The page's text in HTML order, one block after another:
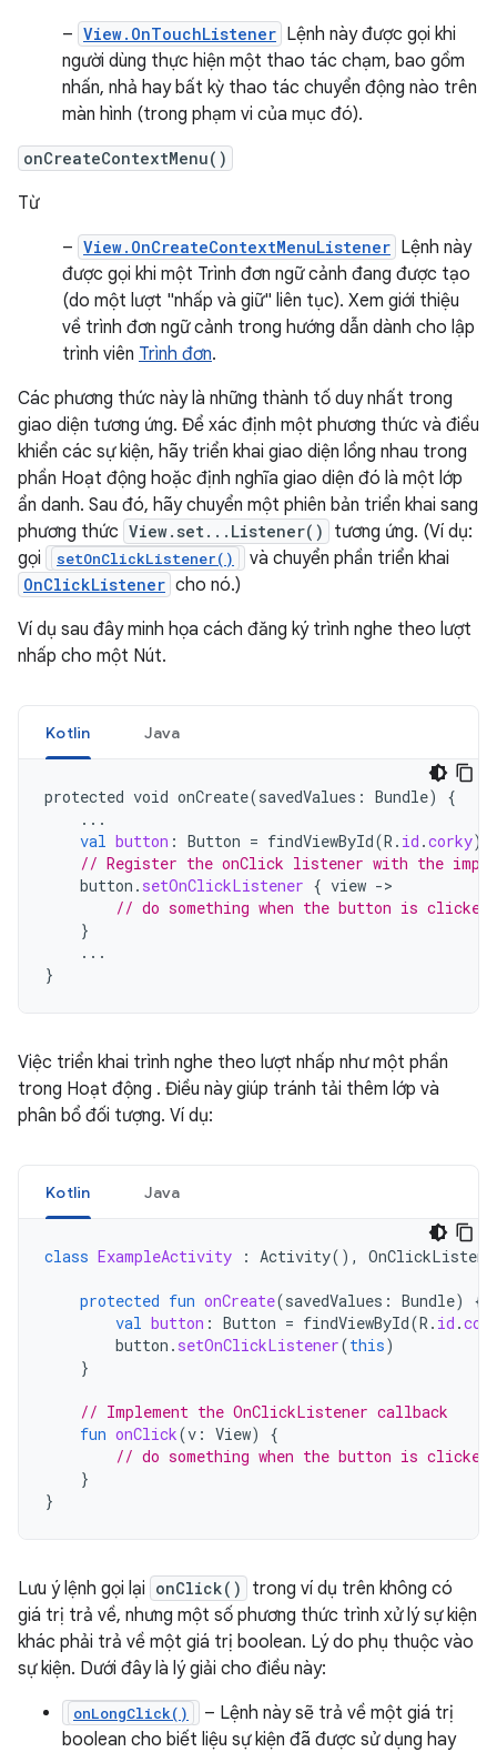
– View.OnTouchListener Lệnh này được gọi khi
người dùng thực hiện một thao tác chạm, bao gồm
nhấn, nhả hay bất kỳ thao tác chuyển động nào trên
màn hình (trong phạm vi của mục đó).
onCreateContextMenu()
Từ
– View.OnCreateContextMenuListener Lệnh này
được gọi khi một Trình đơn ngữ cảnh đang được tạo
(do một lượt "nhấp và giữ" liên tục). Xem giới thiệu
về trình đơn ngữ cảnh trong hướng dẫn dành cho lập
trình viên Trình đơn.
Các phương thức này là những thành tố duy nhất trong
giao diện tương ứng. Để xác định một phương thức và điều
khiển các sự kiện, hãy triển khai giao diện lồng nhau trong
phần Hoạt động hoặc định nghĩa giao diện đó là một lớp
ẩn danh. Sau đó, hãy chuyển một phiên bản triển khai sang
phương thức View.set...Listener()
tương ứng. (Ví dụ:
gọi
setOnClickListener() và chuyển phần triển khai
OnClickListener cho nó.)
Ví dụ sau đây minh họa cách đăng ký trình nghe theo lượt
nhấp cho một Nút.
Kotlin Java
protected void onCreate(savedValues : Bundle)
{
...
val button : Button = findViewById(R . id .corky)
// Register the onClick listener with the
button . setOnClickListener { view -
// do something when the button is clicked
}
...
}
Việc triển khai trình nghe theo lượt nhấp như một phần
trong Hoạt động . Điều này giúp tránh tải thêm lớp và
phân bổ đối tượng. Ví dụ:
Kotlin Java
class ExampleActivity : Activity(),
protected fun onCreate(savedValues : Bundle)
{
val button : Button = findViewById(R . id .
button . setOnClickListener(this)
}
// Implement the OnClickListener callback
fun onClick(v : View)
{
// do something when the button is clicked
}
}
Lưu ý lệnh gọi lại onClick()
trong ví dụ trên không có
giá trị trả về, nhưng một số phương thức trình xử lý sự kiện
khác phải trả về một giá trị boolean. Lý do phụ thuộc vào
sự kiện. Dưới đây là lý giải cho điều này:
onLongClick()
– Lệnh này sẽ trả về một giá trị
boolean cho biết liệu sự kiện đã được sử dụng hay